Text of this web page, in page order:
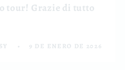
tour! Grazie di tutto
9 DE ENERO DE 2026